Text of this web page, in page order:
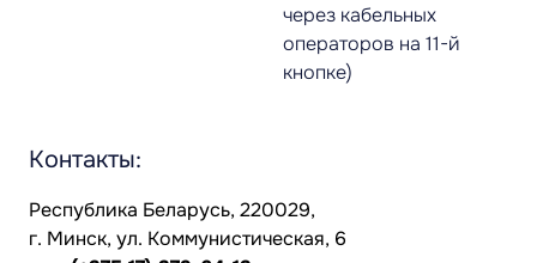
через кабельных
операторов на 11-й
кнопке)
Контакты:
Республика Беларусь, 220029,
г. Минск, ул. Коммунистическая, 6